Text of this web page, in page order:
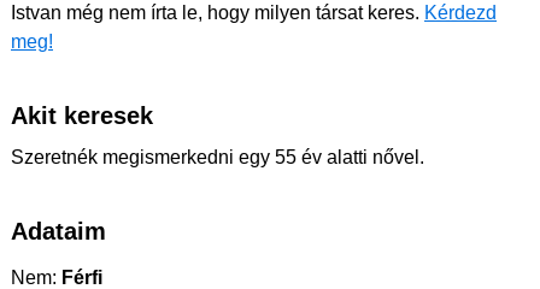
Istvan még nem írta le, hogy milyen társat keres. Kérdezd
meg!
Akit keresek
Szeretnék megismerkedni egy 55 év alatti nővel.
Adataim
Nem: Férfi